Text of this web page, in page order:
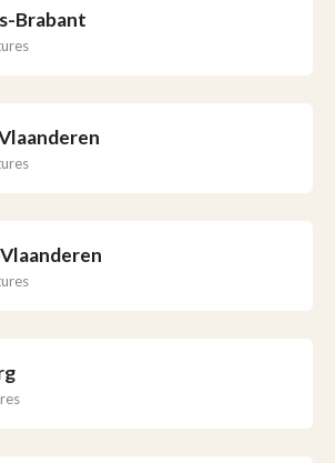
Brabant